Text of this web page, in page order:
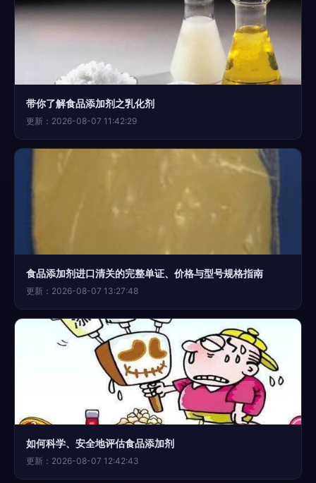
带你了解食品添加剂之乳化剂
更新：2026-08-07 11:42:29
食品添加剂进口清关的完整单证、价格与型号规格指南
更新：2026-08-07 13:27:48
如何科学、安全地评估食品添加剂
更新：2026-08-07 12:42:43